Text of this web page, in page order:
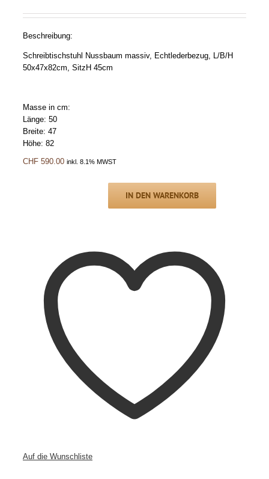
Beschreibung:
Schreibtischstuhl Nussbaum massiv, Echtlederbezug, L/B/H
50x47x82cm, SitzH 45cm
Masse in cm:
Länge: 50
Breite: 47
Höhe: 82
CHF 590.00 inkl. 8.1% MWST
IN DEN WARENKORB
Auf die Wunschliste